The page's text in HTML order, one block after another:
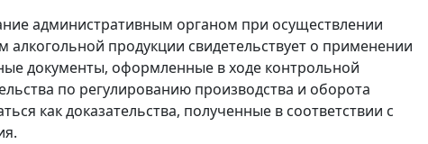
административным органом при осуществлении
продукции свидетельствует о применении
документы, оформленные в ходе контрольной
по регулированию производства и оборота
как доказательства, полученные в соответствии с